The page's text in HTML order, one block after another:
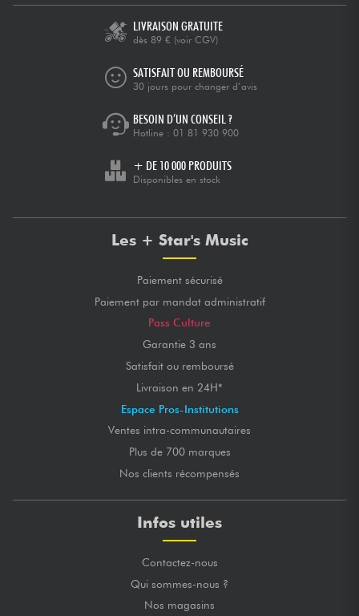
LIVRAISON GRATUITE
dès 89 € (voir CGV)
SATISFAIT OU REMBOURSÉ
30 jours pour changer d’avis
BESOIN D’UN CONSEIL ?
Hotline : 01 81 930 900
+ DE 10 000 PRODUITS
Disponibles en stock
Les + Star's Music
Paiement sécurisé
Paiement par mandat administratif
Pass Culture
Garantie 3 ans
Satisfait ou remboursé
Livraison en 24H*
Espace Pros-Institutions
Ventes intra-communautaires
Plus de 700 marques
Nos clients récompensés
Infos utiles
Contactez-nous
Qui sommes-nous ?
Nos magasins